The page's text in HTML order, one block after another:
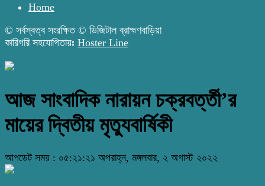
Home
© সর্বস্বত্ব সংরক্ষিত © ডিজিটাল ব্রাহ্মণবাড়িয়া
কারিগরি সহযোগিতায়ঃ Hoster Line
আজ সাংবাদিক নারায়ন চক্রবর্ত্তী’র
মায়ের দ্বিতীয় মৃত্যুবার্ষিকী
আপডেট সময় : ০৫:২১:২১ অপরাহ্ন, মঙ্গলবার, ২ অগাস্ট ২০২২